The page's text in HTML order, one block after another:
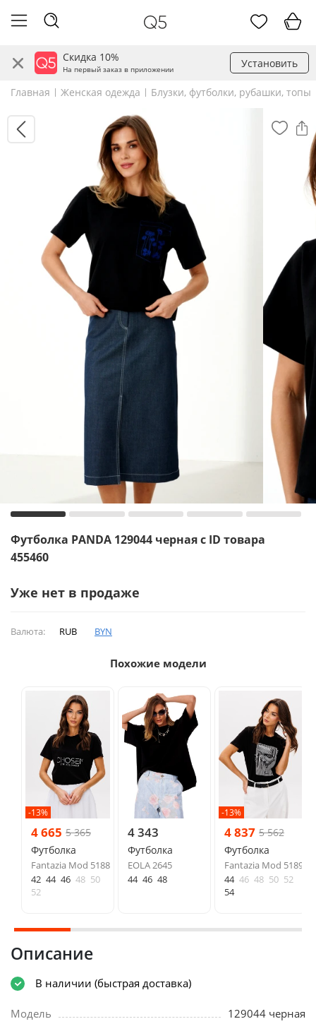
Скидка 10%
На первый заказ в приложении Установить
Главная Женская одежда Блузки, футболки, рубашки, топы
Футболка PANDA 129044 черная с ID товара
455460
Уже нет в продаже
Валюта: RUB BYN
Похожие модели
-13%
4 665 5 365
Футболка
Fantazia Mod 5188
42 44 46 48 50
52
4 343
Футболка
EOLA 2645
44 46 48
-13%
4 837 5 562
Футболка
Fantazia Mod 5189
44 46 48 50 52
54
Описание
В наличии (быстрая доставка)
Модель
129044 черная